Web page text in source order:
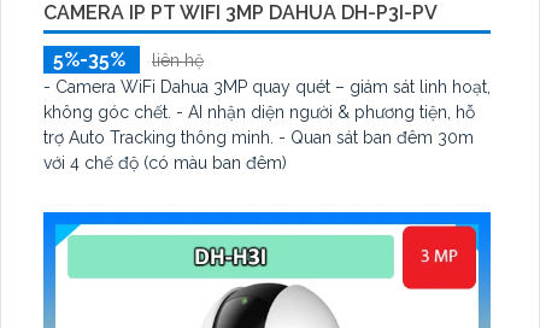
CAMERA IP PT WIFI 3MP DAHUA DH-P3I-PV
5%-35%
liên hệ
- Camera WiFi Dahua 3MP quay quét – giám sát linh hoạt,
không góc chết. - AI nhận diện người & phương tiện, hỗ
trợ Auto Tracking thông minh. - Quan sát ban đêm 30m
với 4 chế độ (có màu ban đêm)